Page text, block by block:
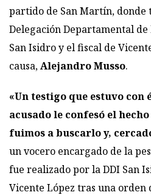
partido de San Martín, donde
Delegación Departamental
San Isidro y el fiscal de
causa,Alejandro Musso.
«Un testigo que estuvo con
acusado le confesó el
fuimos a buscarlo y,
un vocero encargado de la
fue realizado por la DDI San
Vicente López tras una orden